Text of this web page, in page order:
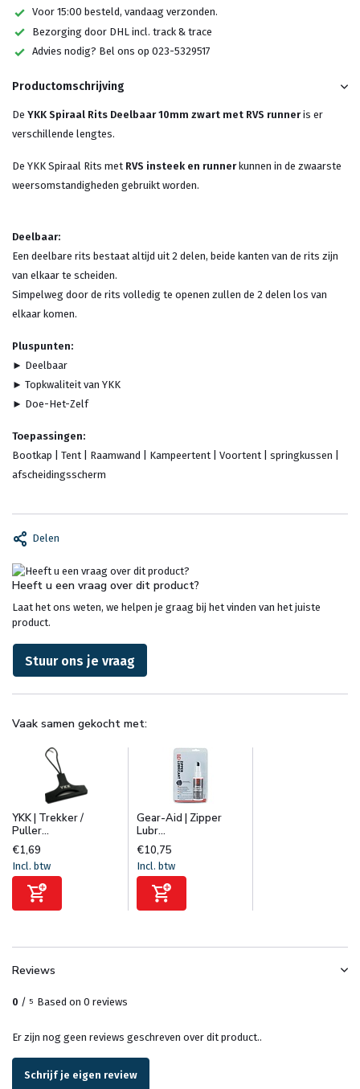
Voor 15:00 besteld, vandaag verzonden.
Bezorging door DHL incl. track & trace
Advies nodig? Bel ons op 023-5329517
Productomschrijving
De YKK Spiraal Rits Deelbaar 10mm zwart met RVS runneris er
verschillende lengtes.
De YKK Spiraal Rits met RVS insteek en runnerkunnen in de zwaarste
weersomstandigheden gebruikt worden.
Deelbaar:
Een deelbare rits bestaat altijd uit 2 delen, beide kanten van de rits zijn
van elkaar te scheiden.
Simpelweg door de rits volledig te openen zullen de 2 delen los van
elkaar komen.
Pluspunten:
► Deelbaar
► Topkwaliteit van YKK
► Doe-Het-Zelf
Toepassingen:
Bootkap | Tent | Raamwand | Kampeertent | Voortent | springkussen |
afscheidingsscherm
Delen
Heeft u een vraag over dit product?
Laat het ons weten, we helpen je graag bij het vinden van het juiste
product.
Stuur ons je vraag
Vaak samen gekocht met:
YKK | Trekker /
Puller...
€1,69
Incl. btw
Gear-Aid | Zipper
Lubr...
€10,75
Incl. btw
Reviews
0 / 5 Based on 0 reviews
Er zijn nog geen reviews geschreven over dit product..
Schrijf je eigen review